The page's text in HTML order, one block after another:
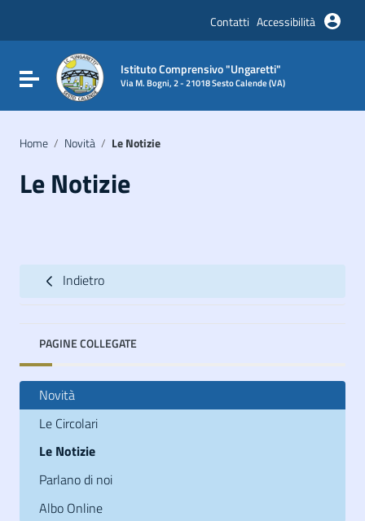
Vai al footer
Contatti Accessibilità
Attiva / disattiva la navigazione
Istituto Comprensivo "Ungaretti"
Via M. Bogni, 2 - 21018 Sesto Calende (VA)
Home / Novità / Le Notizie
Le Notizie
Indietro
PAGINE COLLEGATE
Novità
Le Circolari
Le Notizie
Parlano di noi
Albo Online